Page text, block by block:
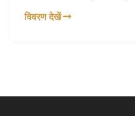
आगे हो गई है।
विवरण देखें